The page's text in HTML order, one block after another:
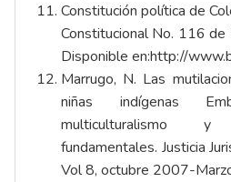
Constitución política de
Constitucional No. 116
Disponible en:http://
Marrugo, N. Las
niñas indígenas
multiculturalismo
fundamentales. Justicia
Vol 8, octubre 2007-